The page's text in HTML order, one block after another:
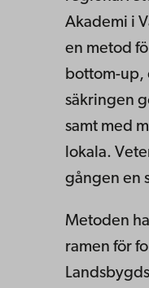
Akademi i
en metod
bottom-up,
säkringen
samt med
lokala.
gången en
Metoden
ramen för